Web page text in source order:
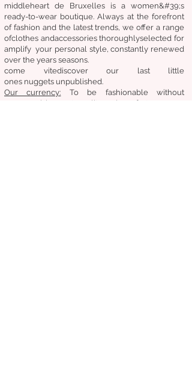
middleheart de Bruxelles is a women&#39;s
ready-to-wear boutique. Always at the forefront
of fashion and the latest trends, we offer a range
ofclothes andaccessories thoroughlyselected for
amplify your personal style, constantly renewed
over the years seasons.
come vitediscoverour last little
ones nuggets unpublished.
Our currency:
To be fashionable without
compromising cost, quality and comfort.